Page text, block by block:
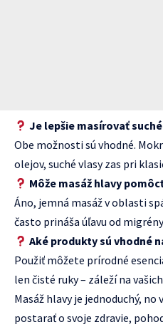
Je lepšie masírovať
Obe možnosti sú vhodné.
olejov, suché vlasy zas pri
Môže masáž hlavy
Áno, jemná masáž v oblasti
často prináša úľavu od
Aké produkty sú vhodné
Použiť môžete prírodné
len čisté ruky – záleží na
Masáž hlavy je jednoduchý,
postarať o svoje zdravie,